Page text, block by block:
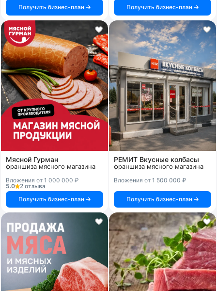
Получить бизнес-план Получить бизнес-план
Мясной Гурман
франшиза мясного магазина
Вложения от 1 000 000 ₽
5.0
2 отзыва
Получить бизнес-план
РЕМИТ Вкусные колбасы
франшиза мясного магазина
Вложения от 1 500 000 ₽
Получить бизнес-план